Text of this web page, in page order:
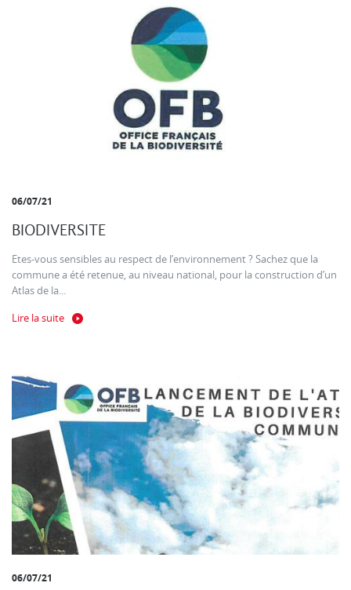
06/07/21
BIODIVERSITE
Etes-vous sensibles au respect de l’environnement ? Sachez que la
commune a été retenue, au niveau national, pour la construction d’un
Atlas de la...
Lire la suite
06/07/21